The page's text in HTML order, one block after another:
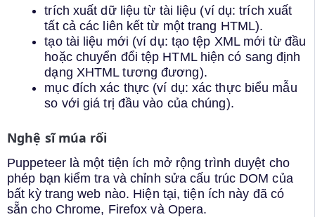
trích xuất dữ liệu từ tài liệu (ví dụ: trích xuất
tất cả các liên kết từ một trang HTML).
tạo tài liệu mới (ví dụ: tạo tệp XML mới từ đầu
hoặc chuyển đổi tệp HTML hiện có sang định
dạng XHTML tương đương).
mục đích xác thực (ví dụ: xác thực biểu mẫu
so với giá trị đầu vào của chúng).
Nghệ sĩ múa rối
Puppeteer là một tiện ích mở rộng trình duyệt cho
phép bạn kiểm tra và chỉnh sửa cấu trúc DOM của
bất kỳ trang web nào. Hiện tại, tiện ích này đã có
sẵn cho Chrome, Firefox và Opera.